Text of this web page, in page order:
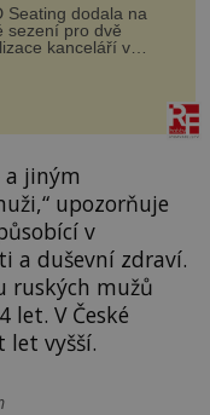
Seating dodala na
sezení pro dvě
kanceláří v
v anglickém
a jiným
upozorňuje
v
a duševní zdraví.
ruských mužů
let. V České
let vyšší.